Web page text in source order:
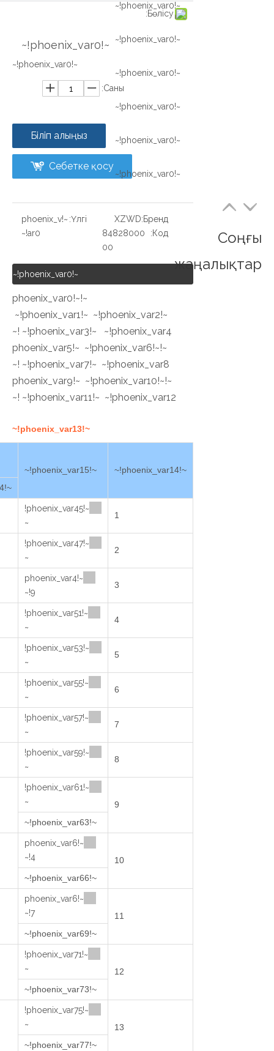
Бөлісу:
~!phoenix_var0!~
~!phoenix_var0!~
Саны:
Біліп алыңыз
Себетке қосу
Үлгі:
~!phoenix_v
ar0!~
Бренд:
XZWD
Код:
84828000
00
~!phoenix_var0!~
~!phoenix_var0!~
~!phoenix_var1!~ ~!phoenix_var2!~
~!phoenix_var3!~ ~!phoenix_var4!~
~!phoenix_var5!~ ~!phoenix_var6!~
~!phoenix_var7!~ ~!phoenix_var8!~
~!phoenix_var9!~ ~!phoenix_var10!~
~!phoenix_var11!~ ~!phoenix_var12!~
~!phoenix_var13!~
~!phoenix_var14!~
~!phoenix_var15!~
~!phoenix_var24!~
1
~!phoenix_var45!
~
2
~!phoenix_var47!
~
3
~!phoenix_var4
9!~
4
~!phoenix_var51!
~
5
~!phoenix_var53!
~
6
~!phoenix_var55!
~
7
~!phoenix_var57!
~
8
~!phoenix_var59!
~
9
~!phoenix_var61!
~
~!phoenix_var63!~
10
~!phoenix_var6
4!~
~!phoenix_var66!~
11
~!phoenix_var6
7!~
~!phoenix_var69!~
12
~!phoenix_var71!
~
~!phoenix_var73!~
13
~!phoenix_var75!
~
~!phoenix_var77!~
~!phoenix_var0!~
~!phoenix_var0!~
~!phoenix_var0!~
~!phoenix_var0!~
~!phoenix_var0!~
~!phoenix_var0!~
Соңғы
жаңалықтар